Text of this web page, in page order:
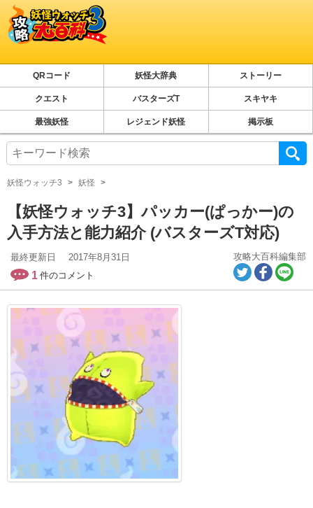
QRコード 妖怪大辞典 ストーリー
クエスト バスターズT スキヤキ
最強妖怪 レジェンド妖怪 掲示板
妖怪ウォッチ3 妖怪
【妖怪ウォッチ3】パッカー(ぱっかー)の
入手方法と能力紹介 (バスターズT対応)
最終更新日 2017年8月31日
1 件のコメント
攻略大百科編集部